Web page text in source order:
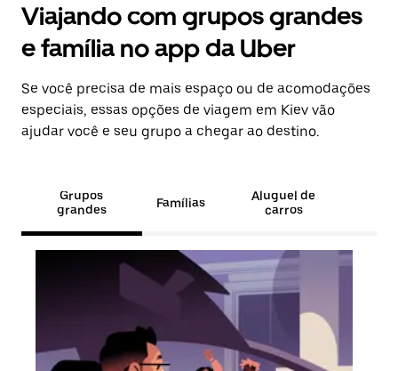
Viajando com grupos grandes
e família no app da Uber
Se você precisa de mais espaço ou de acomodações
especiais, essas opções de viagem em Kiev vão
ajudar você e seu grupo a chegar ao destino.
Grupos
grandes
Famílias
Aluguel de
carros